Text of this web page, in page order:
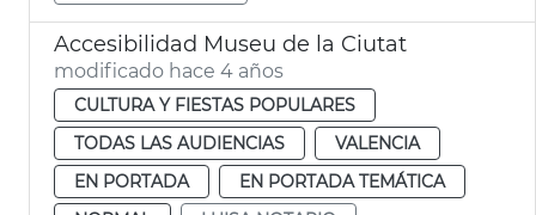
Accesibilidad Museu de la Ciutat
modificado hace 4 años
CULTURA Y FIESTAS POPULARES
TODAS LAS AUDIENCIAS
VALENCIA
EN PORTADA
EN PORTADA TEMÁTICA